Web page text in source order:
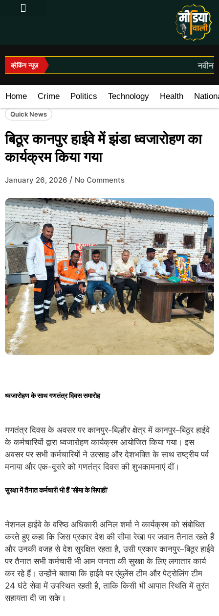
ब्रेकिंग न्यूज़
Home Crime Politics Technology Health
Quick News
बिठूर कानपुर हाईवे में झंडा ध्वजारोहण का
कार्यक्रम किया गया
January 26, 2026 / No Comments
ध्वजारोहण के साथ गणतंत्र दिवस समारोह
गणतंत्र दिवस के अवसर पर कानपुर-बिल्हौर क्षेत्र में कानपुर–बिठूर हाईवे
के कर्मचारियों द्वारा ध्वजारोहण कार्यक्रम आयोजित किया गया। इस
अवसर पर सभी कर्मचारियों ने उत्साह और देशभक्ति के साथ राष्ट्रीय पर्व
मनाया और एक-दूसरे को गणतंत्र दिवस की शुभकामनाएं दीं।
सुरक्षा में तैनात कर्मचारी भी हैं ‘सीमा के सिपाही’
नेशनल हाईवे के वरिष्ठ अधिकारी अनिल शर्मा ने कार्यक्रम को संबोधित
करते हुए कहा कि जिस प्रकार देश की सीमा रेखा पर जवान तैनात रहते हैं
और उनकी वजह से देश सुरक्षित रहता है, उसी प्रकार कानपुर–बिठूर हाईवे
पर तैनात सभी कर्मचारी भी आम जनता की सुरक्षा के लिए लगातार कार्य
कर रहे हैं। उन्होंने बताया कि हाईवे पर एंबुलेंस टीम और पेट्रोलिंग टीम
24 घंटे सेवा में उपस्थित रहती है, ताकि किसी भी आपात स्थिति में तुरंत
सहायता दी जा सके।